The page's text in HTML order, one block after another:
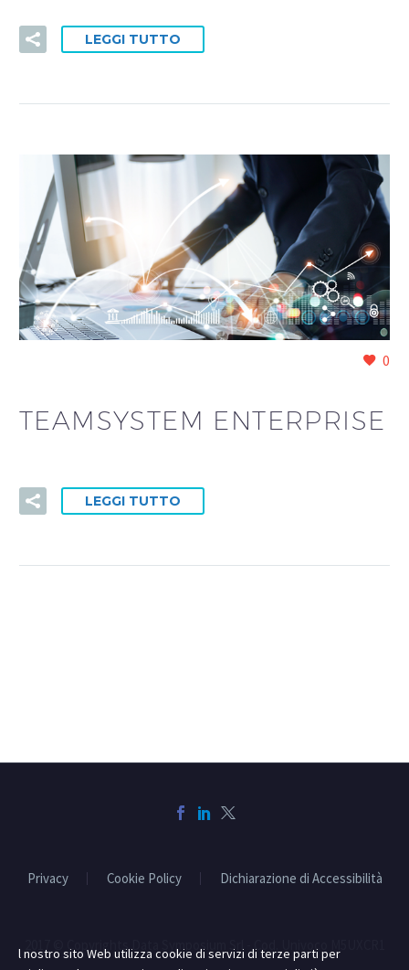
LEGGI TUTTO
0
TEAMSYSTEM ENTERPRISE
LEGGI TUTTO
Privacy Cookie Policy Dichiarazione di Accessibilità
l nostro sito Web utilizza cookie di servizi di terze parti per